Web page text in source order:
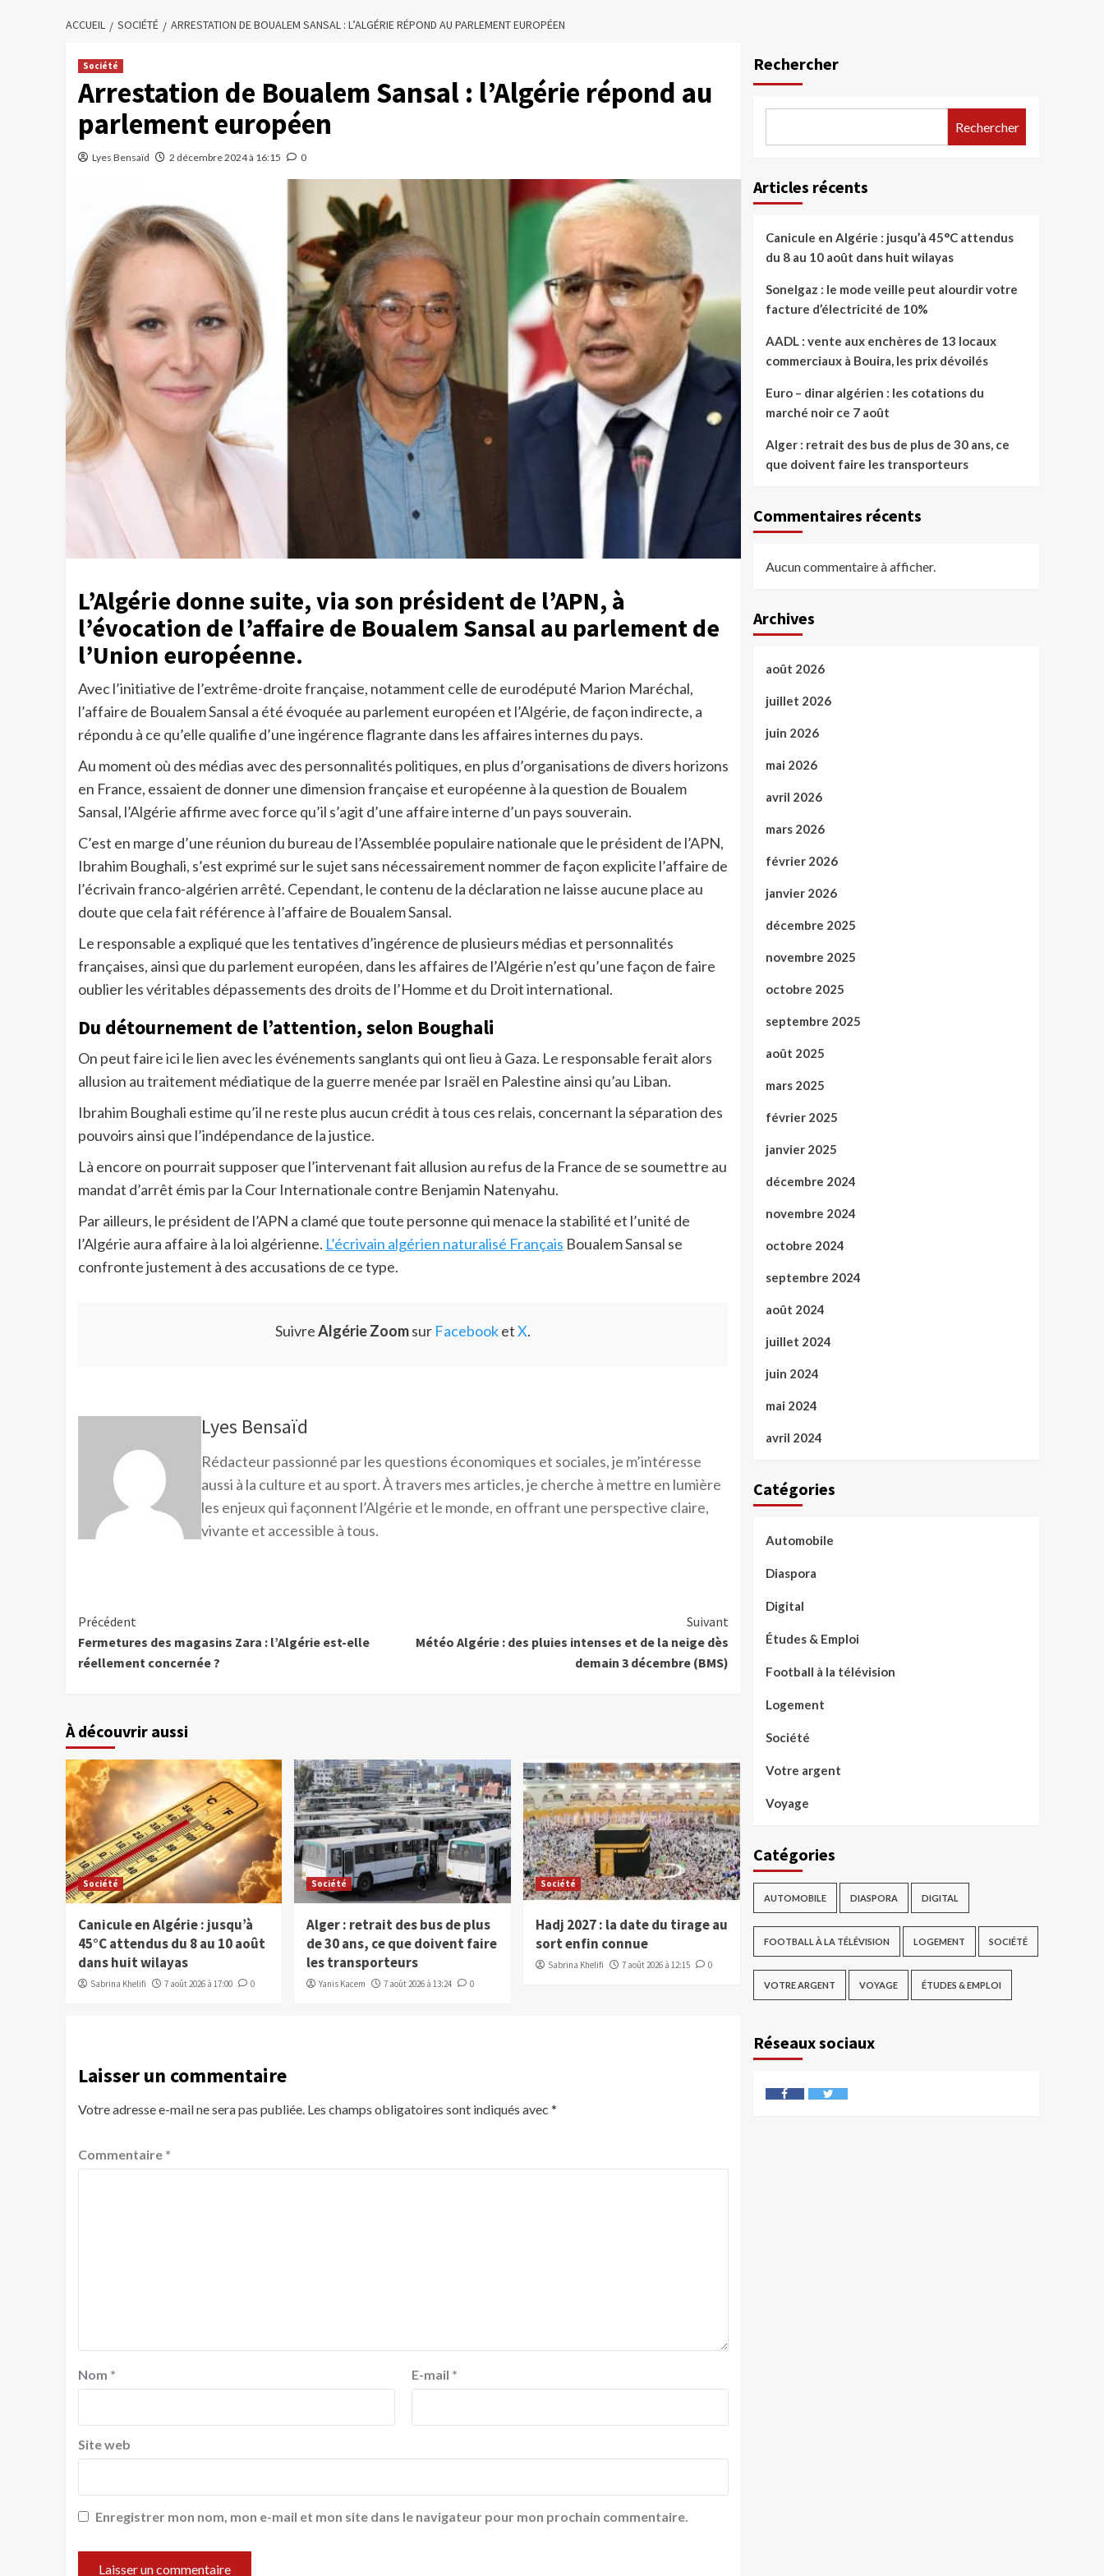
ACCUEIL SOCIÉTÉ ARRESTATION DE BOUALEM SANSAL : L’ALGÉRIE RÉPOND AU PARLEMENT EUROPÉEN
Société
Arrestation de Boualem Sansal : l’Algérie répond au
parlement européen
Lyes Bensaïd 2 décembre 2024 à 16:15 0
L’Algérie donne suite, via son président de l’APN, à
l’évocation de l’affaire de Boualem Sansal au parlement de
l’Union européenne.
Avec l’initiative de l’extrême-droite française, notamment celle de eurodéputé Marion Maréchal,
l’affaire de Boualem Sansal a été évoquée au parlement européen et l’Algérie, de façon indirecte, a
répondu à ce qu’elle qualifie d’une ingérence flagrante dans les affaires internes du pays.
Au moment où des médias avec des personnalités politiques, en plus d’organisations de divers horizons
en France, essaient de donner une dimension française et européenne à la question de Boualem
Sansal, l’Algérie affirme avec force qu’il s’agit d’une affaire interne d’un pays souverain.
C’est en marge d’une réunion du bureau de l’Assemblée populaire nationale que le président de l’APN,
Ibrahim Boughali, s’est exprimé sur le sujet sans nécessairement nommer de façon explicite l’affaire de
l’écrivain franco-algérien arrêté. Cependant, le contenu de la déclaration ne laisse aucune place au
doute que cela fait référence à l’affaire de Boualem Sansal.
Le responsable a expliqué que les tentatives d’ingérence de plusieurs médias et personnalités
françaises, ainsi que du parlement européen, dans les affaires de l’Algérie n’est qu’une façon de faire
oublier les véritables dépassements des droits de l’Homme et du Droit international.
Du détournement de l’attention, selon Boughali
On peut faire ici le lien avec les événements sanglants qui ont lieu à Gaza. Le responsable ferait alors
allusion au traitement médiatique de la guerre menée par Israël en Palestine ainsi qu’au Liban.
Ibrahim Boughali estime qu’il ne reste plus aucun crédit à tous ces relais, concernant la séparation des
pouvoirs ainsi que l’indépendance de la justice.
Là encore on pourrait supposer que l’intervenant fait allusion au refus de la France de se soumettre au
mandat d’arrêt émis par la Cour Internationale contre Benjamin Natenyahu.
Par ailleurs, le président de l’APN a clamé que toute personne qui menace la stabilité et l’unité de
l’Algérie aura affaire à la loi algérienne. L’écrivain algérien naturalisé Français Boualem Sansal se
confronte justement à des accusations de ce type.
SuivreAlgérie Zoomsur FacebooketX.
Lyes Bensaïd
Rédacteur passionné par les questions économiques et sociales, je m’intéresse
aussi à la culture et au sport. À travers mes articles, je cherche à mettre en lumière
les enjeux qui façonnent l’Algérie et le monde, en offrant une perspective claire,
vivante et accessible à tous.
Précédent
Fermetures des magasins Zara : l’Algérie est-elle
réellement concernée ?
Suivant
Météo Algérie : des pluies intenses et de la neige dès
demain 3 décembre (BMS)
À découvrir aussi
Société
Canicule en Algérie : jusqu’à
45°C attendus du 8 au 10 août
dans huit wilayas
Sabrina Khelifi 7 août 2026 à 17:00 0
Société
Alger : retrait des bus de plus
de 30 ans, ce que doivent faire
les transporteurs
Yanis Kacem 7 août 2026 à 13:24 0
Société
Hadj 2027 : la date du tirage au
sort enfin connue
Sabrina Khelifi 7 août 2026 à 12:15 0
Laisser un commentaire
Votre adresse e-mail ne sera pas publiée. Les champs obligatoires sont indiqués avec *
Commentaire *
Nom * E-mail *
Site web
Enregistrer mon nom, mon e-mail et mon site dans le navigateur pour mon prochain commentaire.
Rechercher
Rechercher
Articles récents
Canicule en Algérie : jusqu’à 45°C attendus
du 8 au 10 août dans huit wilayas
Sonelgaz : le mode veille peut alourdir votre
facture d’électricité de 10%
AADL : vente aux enchères de 13 locaux
commerciaux à Bouira, les prix dévoilés
Euro – dinar algérien : les cotations du
marché noir ce 7 août
Alger : retrait des bus de plus de 30 ans, ce
que doivent faire les transporteurs
Commentaires récents
Aucun commentaire à afficher.
Archives
août 2026
juillet 2026
juin 2026
mai 2026
avril 2026
mars 2026
février 2026
janvier 2026
décembre 2025
novembre 2025
octobre 2025
septembre 2025
août 2025
mars 2025
février 2025
janvier 2025
décembre 2024
novembre 2024
octobre 2024
septembre 2024
août 2024
juillet 2024
juin 2024
mai 2024
avril 2024
Catégories
Automobile
Diaspora
Digital
Études & Emploi
Football à la télévision
Logement
Société
Votre argent
Voyage
Catégories
AUTOMOBILE DIASPORA DIGITAL
FOOTBALL À LA TÉLÉVISION LOGEMENT SOCIÉTÉ
VOTRE ARGENT VOYAGE ÉTUDES & EMPLOI
Réseaux sociaux